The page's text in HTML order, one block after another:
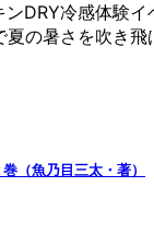
ンDRY冷感体験
の暑さを吹き飛
（魚乃目三太・著）